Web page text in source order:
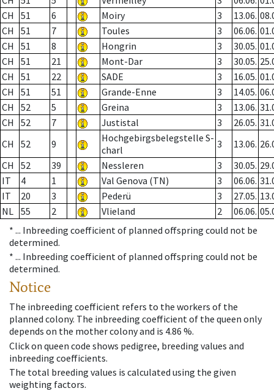
CH
51 6 Moiry 3 13.06.
CH
51 7 Toules 3 06.06.
CH
51 8 Hongrin 3 30.05.
CH
51 21 Mont-Dar 3 30.05.
CH
51 22 SADE 3 16.05.
CH
51 51 Grande-Enne 3 14.05.
CH
52 5 Greina 3 13.06.
CH
52 7 Justistal 3 26.05.
CH
52 9
Hochgebirgsbelegstelle S-
charl
3 13.06.
CH
52 39 Nessleren 3 30.05.
IT
4 1 Val Genova (TN) 3 06.06.
IT
20 3 Pederü 3 27.05.
NL 55 2 Vlieland 2 06.06.
* ... Inbreeding coefficient of planned offspring could not be
determined.
* ... Inbreeding coefficient of planned offspring could not be
determined.
Notice
The inbreeding coefficient refers to the workers of the
planned colony. The inbreeding coefficient of the queen only
depends on the mother colony and is 4.86 %.
Click on queen code shows pedigree, breeding values and
inbreeding coefficients.
The total breeding values is calculated using the given
weighting factors.